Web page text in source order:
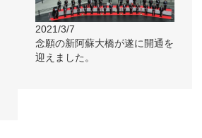
2021/3/7
念願の新阿蘇大橋が遂に開通を
迎えました。